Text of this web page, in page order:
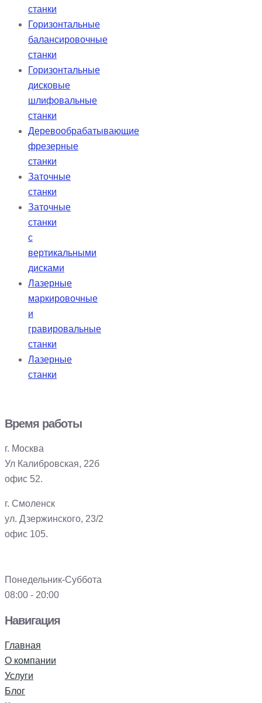
станки
Горизонтальные
балансировочные
станки
Горизонтальные
дисковые
шлифовальные
станки
Деревообрабатывающие
фрезерные
станки
Заточные
станки
Заточные
станки
с
вертикальными
дисками
Лазерные
маркировочные
и
гравировальные
станки
Лазерные
станки
Время работы
г. Москва
Ул Калибровская, 22б
офис 52.
г. Смоленск
ул. Дзержинского, 23/2
офис 105.
Понедельник-Суббота
08:00 - 20:00
Навигация
Главная
О компании
Услуги
Блог